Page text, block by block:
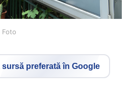
Foto
preferată în Google